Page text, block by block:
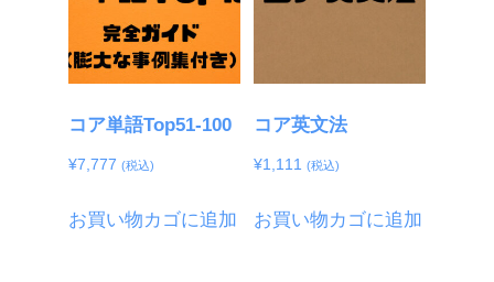
コア単語Top51-100
¥7,777 (税込)
お買い物カゴに追加
コア英文法
¥1,111 (税込)
お買い物カゴに追加